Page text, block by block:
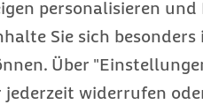
personalisieren
Sie sich
Über
jederzeit widerrufen
bis etwa 9 oder 10 Uhr
Tiefschlafphasen
deutlich zu,
ist. Wer allerdings